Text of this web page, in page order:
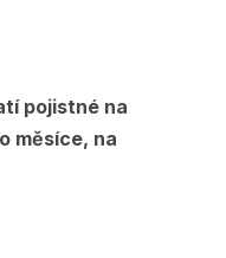
pojistné na
měsíce, na